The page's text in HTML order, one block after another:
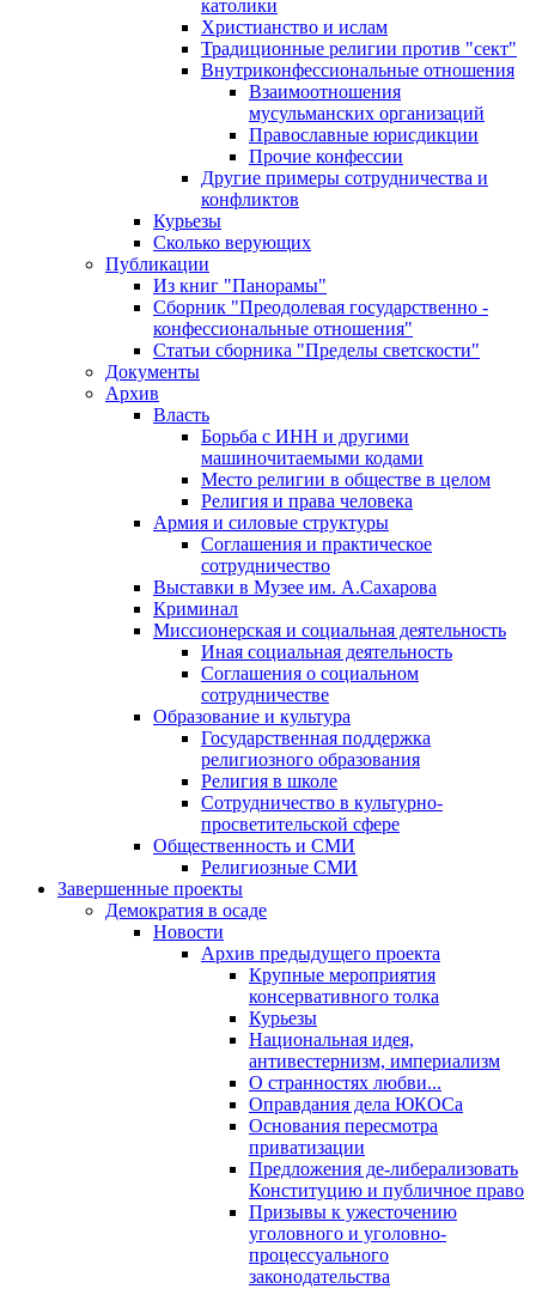
католики
Христианство и ислам
Традиционные религии против "сект"
Внутриконфессиональные отношения
Взаимоотношения
мусульманских организаций
Православные юрисдикции
Прочие конфессии
Другие примеры сотрудничества и
конфликтов
Курьезы
Сколько верующих
Публикации
Из книг "Панорамы"
Сборник "Преодолевая государственно -
конфессиональные отношения"
Статьи сборника "Пределы светскости"
Документы
Архив
Власть
Борьба с ИНН и другими
машиночитаемыми кодами
Место религии в обществе в целом
Религия и права человека
Армия и силовые структуры
Соглашения и практическое
сотрудничество
Выставки в Музее им. А.Сахарова
Криминал
Миссионерская и социальная деятельность
Иная социальная деятельность
Соглашения о социальном
сотрудничестве
Образование и культура
Государственная поддержка
религиозного образования
Религия в школе
Сотрудничество в культурно-
просветительской сфере
Общественность и СМИ
Религиозные СМИ
Завершенные проекты
Демократия в осаде
Новости
Архив предыдущего проекта
Крупные мероприятия
консервативного толка
Курьезы
Национальная идея,
антивестернизм, империализм
О странностях любви...
Оправдания дела ЮКОСа
Основания пересмотра
приватизации
Предложения де-либерализовать
Конституцию и публичное право
Призывы к ужесточению
уголовного и уголовно-
процессуального
законодательства